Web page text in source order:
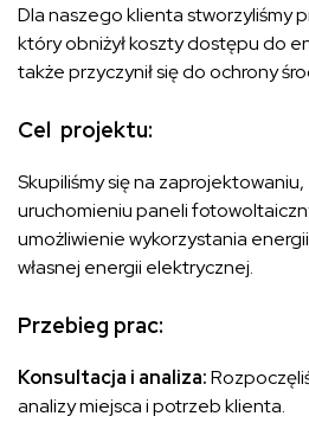
Dla naszego klienta stworzyliśmy
który obniżył koszty dostępu do
także przyczynił się do ochrony
Cel projektu:
Skupiliśmy się na
uruchomieniu paneli
umożliwienie wykorzystania
własnej energii elektrycznej.
Przebieg prac:
Konsultacja i analiza:
analizy miejsca i potrzeb klienta.